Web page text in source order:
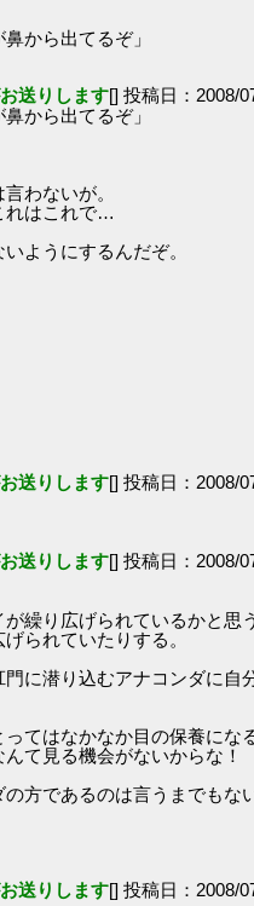
から出てるぞ」
送りします[] 投稿日：2008/
から出てるぞ」
わないが。
れはこれで…
ようにするんだぞ。
送りします[] 投稿日：2008/
送りします[] 投稿日：2008/
繰り広げられているかと思
られていたりする。
に潜り込むアナコンダに自
てはなかなか目の保養にな
て見る機会がないからな！
方であるのは言うまでもない
送りします[] 投稿日：2008/